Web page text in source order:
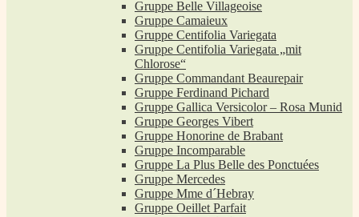
Gruppe Belle Villageoise
Gruppe Camaieux
Gruppe Centifolia Variegata
Gruppe Centifolia Variegata „mit
Chlorose“
Gruppe Commandant Beaurepair
Gruppe Ferdinand Pichard
Gruppe Gallica Versicolor – Rosa Munid
Gruppe Georges Vibert
Gruppe Honorine de Brabant
Gruppe Incomparable
Gruppe La Plus Belle des Ponctuées
Gruppe Mercedes
Gruppe Mme d´Hebray
Gruppe Oeillet Parfait